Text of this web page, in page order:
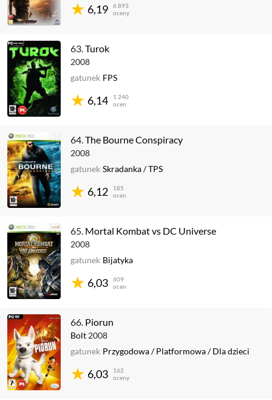
6,19
6 893
oceny
63.Turok
2008
6,14
1 240
ocen
gatunek FPS
64.The Bourne Conspiracy
2008
6,12
185
ocen
gatunek Skradanka/TPS
65. Mortal Kombat vs DC Universe
2008
6,03
609
ocen
gatunek Bijatyka
66. Piorun
Bolt 2008
6,03
162
oceny
gatunek Przygodowa/Platformowa/Dla dzieci